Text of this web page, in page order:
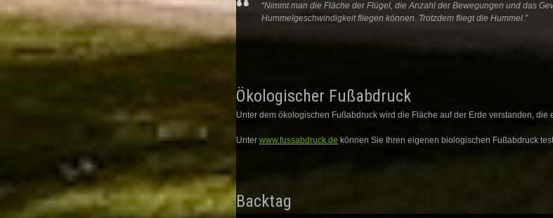
“Nimmt man die Fläche der Flügel, die Anzahl der Bewegungen und das
Hummelgeschwindigkeit fliegen können. Trotzdem fliegt die Hummel.”
Ökologischer Fußabdruck
Unter dem ökologischen Fußabdruck wird die Fläche auf der Erde verstanden,
Unter www.fussabdruck.de können Sie Ihren eigenen biologischen Fußabdruck
Backtag